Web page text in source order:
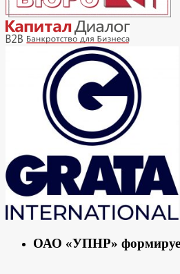
ОАО «УПНР»